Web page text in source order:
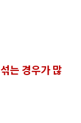
는 경우가 많